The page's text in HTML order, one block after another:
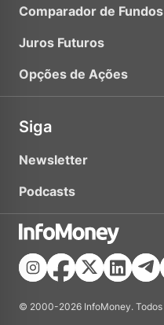
Comparador de Fundos
Juros Futuros
Opções de Ações
Siga
Newsletter
Podcasts
© 2000-2026 InfoMoney. Todos